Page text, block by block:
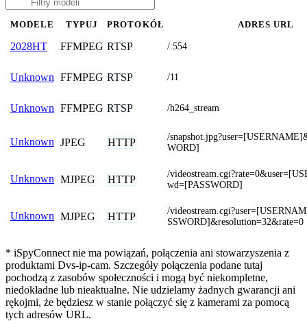
MODELE TYPUJ PROTOKÓŁ ADRES URL
2028HT FFMPEG RTSP /:554
Unknown FFMPEG RTSP /11
Unknown FFMPEG RTSP /h264_stream
Unknown JPEG HTTP
/
WORD]
Unknown MJPEG HTTP
/
wd=[PASSWORD]
Unknown MJPEG HTTP
/
SSWORD]&resolution=32&rate=0
* iSpyConnect nie ma powiązań, połączenia ani stowarzyszenia z
produktami Dvs-ip-cam. Szczegóły połączenia podane tutaj
pochodzą z zasobów społeczności i mogą być niekompletne,
niedokładne lub nieaktualne. Nie udzielamy żadnych gwarancji ani
rękojmi, że będziesz w stanie połączyć się z kamerami za pomocą
tych adresów URL.